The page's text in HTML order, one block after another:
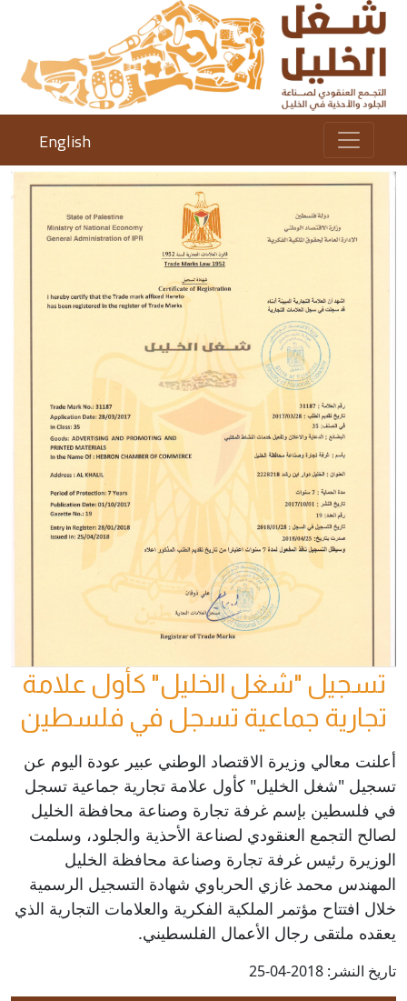
English
تسجيل "شغل الخليل" كأول علامة
تجارية جماعية تسجل في فلسطين
أعلنت معالي وزيرة الاقتصاد الوطني عبير عودة اليوم عن
تسجيل "شغل الخليل" كأول علامة تجارية جماعية تسجل
في فلسطين بإسم غرفة تجارة وصناعة محافظة الخليل
لصالح التجمع العنقودي لصناعة الأحذية والجلود، وسلمت
الوزيرة رئيس غرفة تجارة وصناعة محافظة الخليل
المهندس محمد غازي الحرباوي شهادة التسجيل الرسمية
خلال افتتاح مؤتمر الملكية الفكرية والعلامات التجارية الذي
يعقده ملتقى رجال الأعمال الفلسطيني.
تاريخ النشر: 2018-04-25